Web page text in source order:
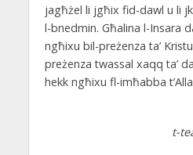
jagħżel li jgħix fid-dawl u li
l-bnedmin. Għalina l-Insara
ngħixu bil-preżenza ta’
preżenza twassal xaqq ta’
hekk ngħixu fl-imħabba
t-